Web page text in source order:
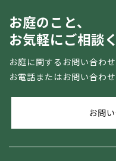
お庭のこと、
お気軽にご相談
お庭に関するお問い合わ
お電話またはお問い合わ
お問